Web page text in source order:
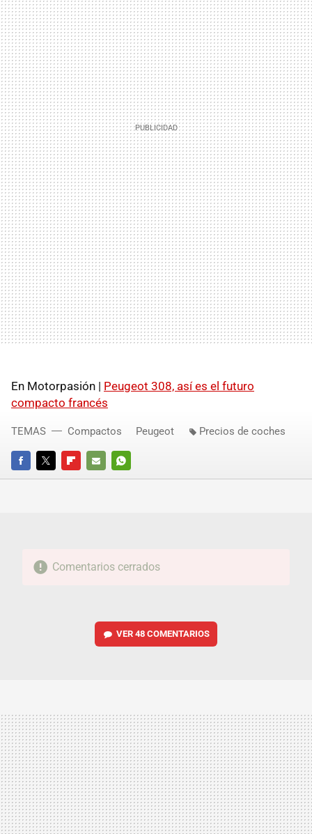
En Motorpasión | Peugeot 308, así es el futuro
compacto francés
FACEBOOKTWITTERFLIPBOARD
E-
WHATSAPP
TEMAS Compactos Peugeot Precios de coches
Comentarios cerrados
VER 48 COMENTARIOS